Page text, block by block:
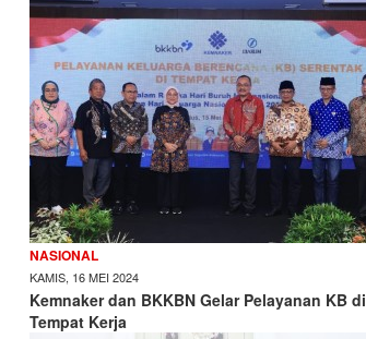
NASIONAL
KAMIS, 16 MEI 2024
Kemnaker dan BKKBN Gelar Pelayanan KB di
Tempat Kerja